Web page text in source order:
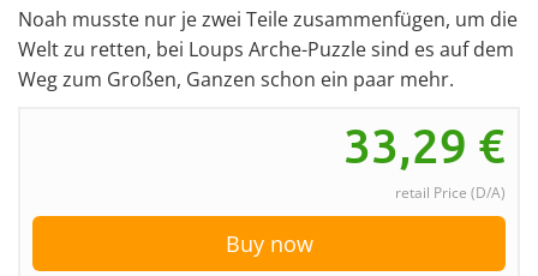
Noah musste nur je zwei Teile zusammenfügen, um die
Welt zu retten, bei Loups Arche-Puzzle sind es auf dem
Weg zum Großen, Ganzen schon ein paar mehr.
33,29 €
retail Price (D/A)
Buy now